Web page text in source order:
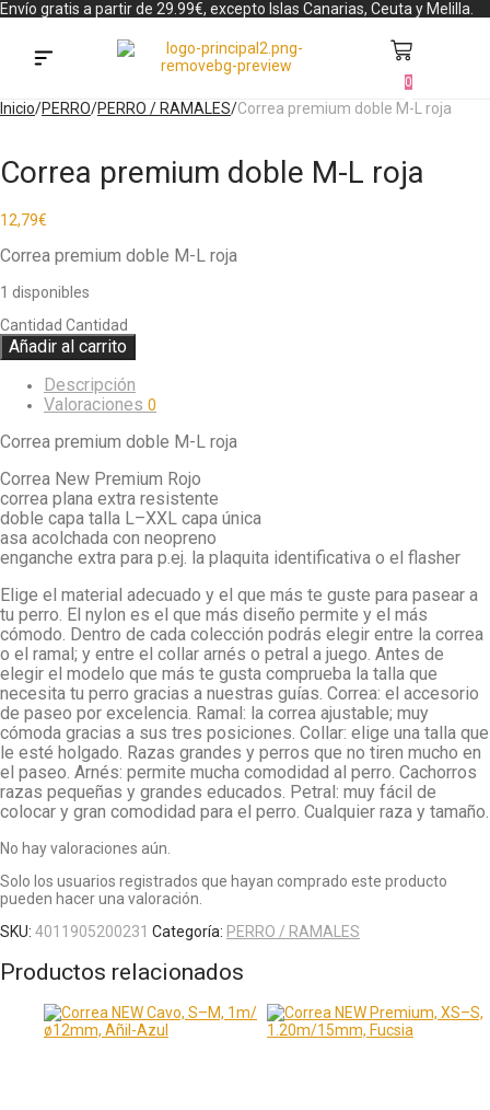
Envío gratis a partir de 29.99€, excepto Islas Canarias, Ceuta y Melilla.
0
Inicio/PERRO/PERRO / RAMALES/Correa premium doble M-L roja
Correa premium doble M-L roja
12,79€
Correa premium doble M-L roja
1 disponibles
Cantidad Cantidad
Añadir al carrito
Descripción
Valoraciones 0
Correa premium doble M-L roja
Correa New Premium Rojo
correa plana extra resistente
doble capa talla L–XXL capa única
asa acolchada con neopreno
enganche extra para p.ej. la plaquita identificativa o el flasher
Elige el material adecuado y el que más te guste para pasear a
tu perro. El nylon es el que más diseño permite y el más
cómodo. Dentro de cada colección podrás elegir entre la correa
o el ramal; y entre el collar arnés o petral a juego. Antes de
elegir el modelo que más te gusta comprueba la talla que
necesita tu perro gracias a nuestras guías. Correa: el accesorio
de paseo por excelencia. Ramal: la correa ajustable; muy
cómoda gracias a sus tres posiciones. Collar: elige una talla que
le esté holgado. Razas grandes y perros que no tiren mucho en
el paseo. Arnés: permite mucha comodidad al perro. Cachorros
razas pequeñas y grandes educados. Petral: muy fácil de
colocar y gran comodidad para el perro. Cualquier raza y tamaño.
No hay valoraciones aún.
Solo los usuarios registrados que hayan comprado este producto
pueden hacer una valoración.
SKU: 4011905200231 Categoría: PERRO / RAMALES
Productos relacionados